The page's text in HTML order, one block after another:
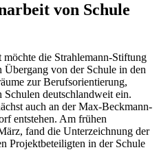
von Schule
die Strahlemann-Stiftung
von der Schule in den
zur Berufsorientierung,
Schulen deutschlandweit ein.
auch an der Max-Beckmann-
entstehen. Am frühen
fand die Unterzeichnung der
Projektbeteiligten in der Schule